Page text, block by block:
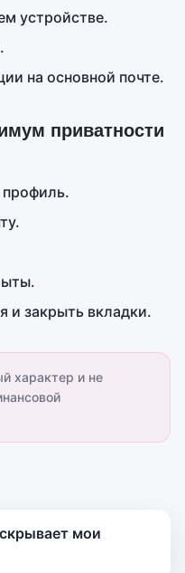
устройстве.
на основной почте.
приватности
профиль.
и закрыть вкладки.
характер и не
мои